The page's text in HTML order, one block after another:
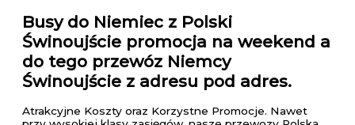
Busy do Niemiec z Polski
Świnoujście promocja na weekend a
do tego przewóz Niemcy
Świnoujście z adresu pod adres.
Atrakcyjne Koszty oraz Korzystne Promocje. Nawet